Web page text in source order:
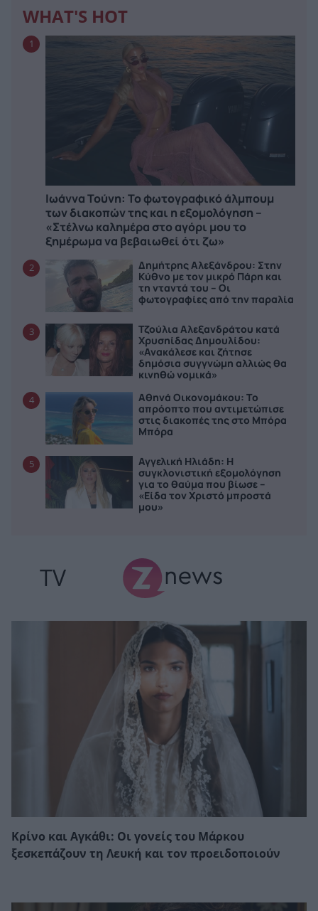
WHAT'S HOT
1
Ιωάννα Τούνη: Το φωτογραφικό άλμπουμ
των διακοπών της και η εξομολόγηση –
«Στέλνω καλημέρα στο αγόρι μου το
ξημέρωμα να βεβαιωθεί ότι ζω»
2
Δημήτρης Αλεξάνδρου: Στην
Κύθνο με τον μικρό Πάρη και
τη νταντά του – Οι
φωτογραφίες από την παραλία
3
Τζούλια Αλεξανδράτου κατά
Χρυσηίδας Δημουλίδου:
«Ανακάλεσε και ζήτησε
δημόσια συγγνώμη αλλιώς θα
κινηθώ νομικά»
4
Αθηνά Οικονομάκου: Το
απρόοπτο που αντιμετώπισε
στις διακοπές της στο Μπόρα
Μπόρα
5
Αγγελική Ηλιάδη: Η
συγκλονιστική εξομολόγηση
για το θαύμα που βίωσε –
«Είδα τον Χριστό μπροστά
μου»
TV
Κρίνο και Αγκάθι: Οι γονείς του Μάρκου
ξεσκεπάζουν τη Λευκή και τον προειδοποιούν